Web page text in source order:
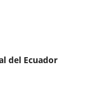
del Ecuador